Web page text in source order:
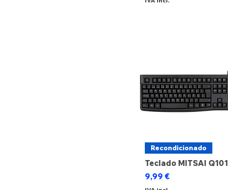
Recondicionado
Teclado MITSAI Q101
Preço
9,99 €